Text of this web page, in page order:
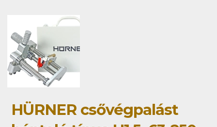
HÜRNER csővégpalást